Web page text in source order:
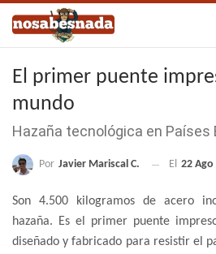
El primer puente
mundo
Hazaña tecnológica en Países
Por Javier Mariscal C. El 22 Ago
Son 4.500 kilogramos de acero
hazaña. Es el primer puente
diseñado y fabricado para resistir el